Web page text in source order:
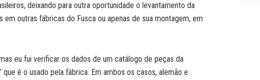
deixando para outra oportunidade o levantamento da
outras fábricas do Fusca ou apenas de sua montagem, em
eu fui verificar os dados de um catálogo de peças da
é o usado pela fábrica. Em ambos os casos, alemão e